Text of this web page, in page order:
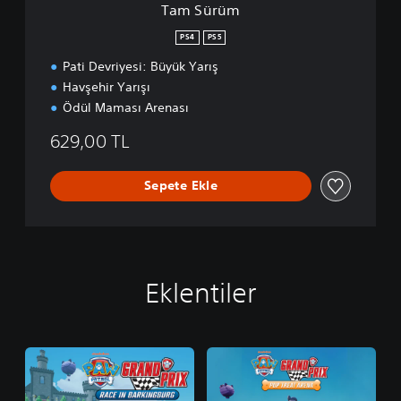
Tam Sürüm
PS4 PS5
Pati Devriyesi: Büyük Yarış
Havşehir Yarışı
Ödül Maması Arenası
629,00 TL
Sepete Ekle
Eklentiler